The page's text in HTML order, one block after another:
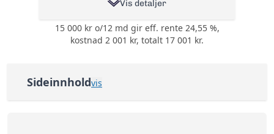
Vis detaljer
Bonus:
Ingen bonuser og
rabatter
Forsikring:
15 000 kr o/12 md gir eff. rente 24,55 %,
kostnad 2 001 kr, totalt 17 001 kr.
Sideinnholdvis